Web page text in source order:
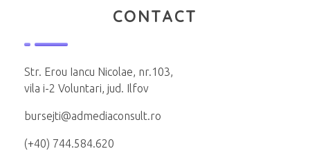
CONTACT
Str. Erou Iancu Nicolae, nr.103,
vila i-2 Voluntari, jud. Ilfov
bursejti@admediaconsult.ro
(+40) 744.584.620